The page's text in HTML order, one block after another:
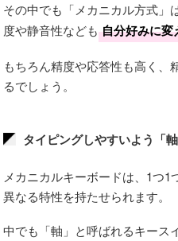
その中でも「メカニカル方式」
度や静音性なども 自分好みに変
もちろん精度や応答性も高く、
るでしょう。
タイピングしやすいよう「
メカニカルキーボードは、1つ
異なる特性を持たせられます。
中でも「軸」と呼ばれるキース